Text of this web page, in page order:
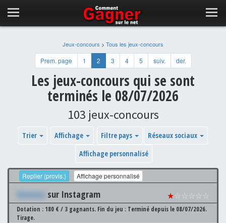
Jeux-concours > Tous les jeux-concours
Prem. page 1 2 3 4 5 suiv. der.
Les jeux-concours qui se sont
terminés le 08/07/2026
103 jeux-concours
Trier Affichage Filtre pays
Réseaux sociaux
Affichage personnalisé
Replier (provis.) Affichage personnalisé
Xxxxxxx sur Instagram ★☆☆☆☆☆
Dotation : 180 € / 3 gagnants. Fin du jeu : Terminé depuis le 08/07/2026.
Tirage.